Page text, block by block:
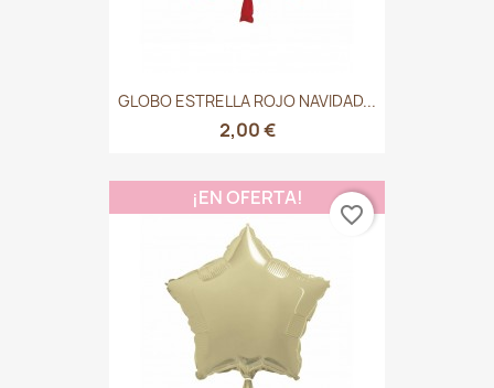
GLOBO ESTRELLA ROJO NAVIDAD...
2,00 €
¡EN OFERTA!
favorite_border